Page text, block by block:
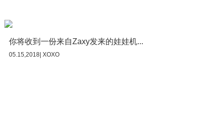
你将收到一份来自Zaxy发来的娃娃机...
05.15,2018| XOXO